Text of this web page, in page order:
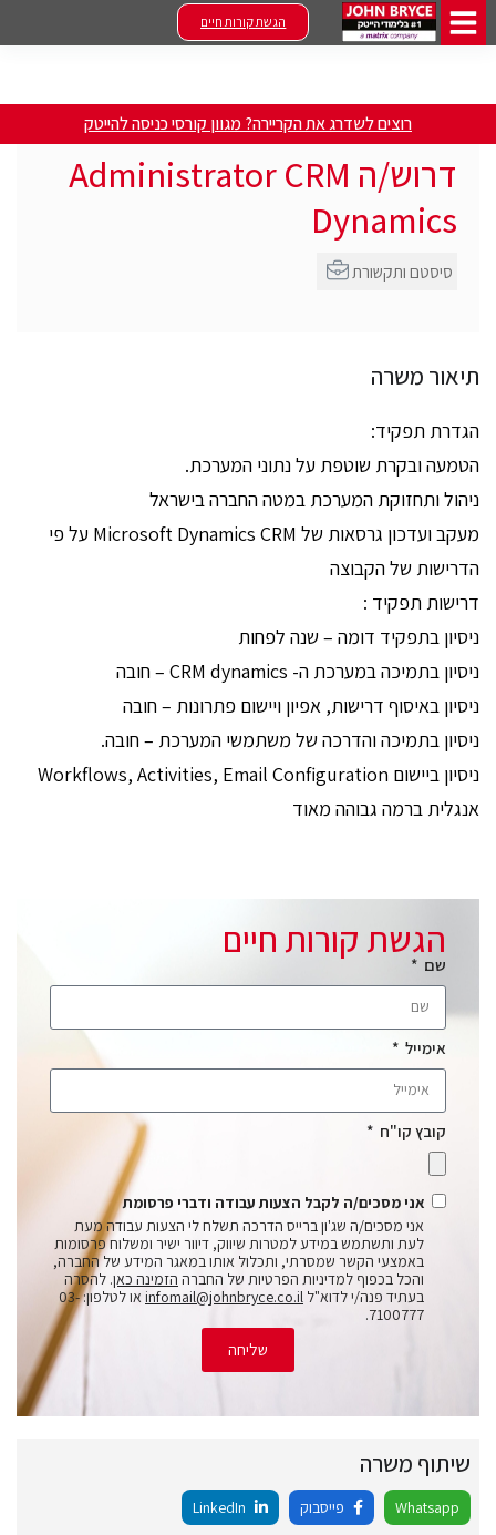
הגשת קורות חיים
רוצים לשדרג את הקריירה? מגוון קורסי כניסה להייטק
דרוש/ה Administrator CRM
Dynamics
סיסטם ותקשורת
תיאור משרה
הגדרת תפקיד:
הטמעה ובקרת שוטפת על נתוני המערכת.
ניהול ותחזוקת המערכת במטה החברה בישראל
מעקב ועדכון גרסאות של Microsoft Dynamics CRM על פי
הדרישות של הקבוצה
דרישות תפקיד :
ניסיון בתפקיד דומה – שנה לפחות
ניסיון בתמיכה במערכת ה- CRM dynamics – חובה
ניסיון באיסוף דרישות, אפיון ויישום פתרונות – חובה
ניסיון בתמיכה והדרכה של משתמשי המערכת – חובה.
ניסיון ביישום Workflows, Activities, Email Configuration
אנגלית ברמה גבוהה מאוד
הגשת קורות חיים
שם
אימייל
קובץ קו"ח
אני מסכים/ה לקבל הצעות עבודה ודברי פרסומת
אני מסכים/ה שג'ון ברייס הדרכה תשלח לי הצעות עבודה מעת
לעת ותשתמש במידע למטרות שיווק, דיוור ישיר ומשלוח פרסומות
באמצעי הקשר שמסרתי, ותכלול אותו במאגר המידע של החברה,
והכל בכפוף למדיניות הפרטיות של החברה הזמינה כאן. להסרה
בעתיד פנה/י לדוא"ל infomail@johnbryce.co.il
או לטלפון: 03-
7100777.
שליחה
שיתוף משרה
Whatsapp פייסבוק